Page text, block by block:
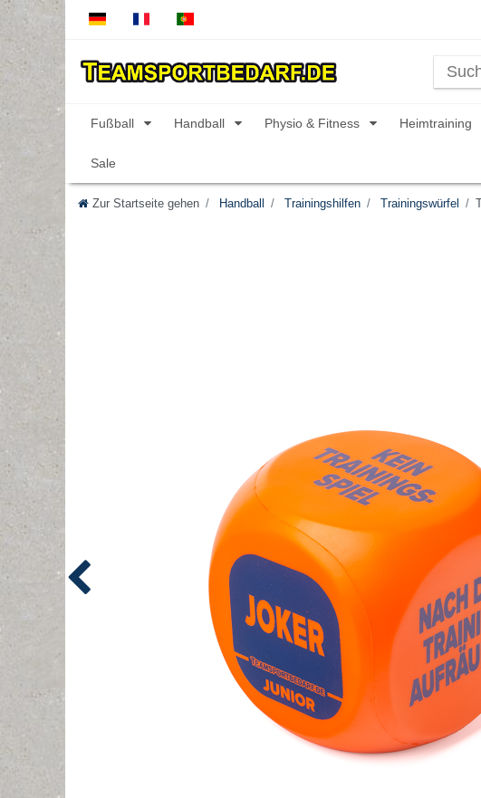
Fußball Handball Physio & Fitness Heimtraining
Sale
Zur Startseite gehen Handball Trainingshilfen Trainingswürfel